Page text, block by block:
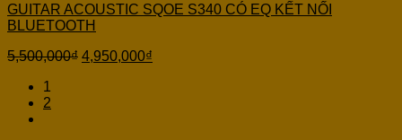
GUITAR ACOUSTIC SQOE S340 CÓ EQ KẾT NỐI
BLUETOOTH
5,500,000₫ 4,950,000₫
1
2